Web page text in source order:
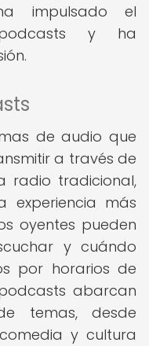
impulsado el
y ha
de audio que
a través de
radio tradicional,
experiencia más
oyentes pueden
y cuándo
por horarios de
abarcan
temas, desde
y cultura